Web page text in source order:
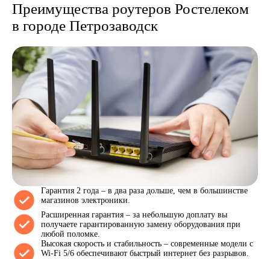
Преимущества роутеров Ростелеком
в городе Петрозаводск
Гарантия 2 года – в два раза дольше, чем в большинстве
магазинов электроники.
Расширенная гарантия – за небольшую доплату вы
получаете гарантированную замену оборудования при
любой поломке.
Высокая скорость и стабильность – современные модели с
Wi-Fi 5/6 обеспечивают быстрый интернет без разрывов.